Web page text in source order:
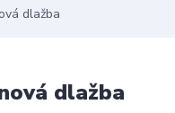
dlažba
dlažba